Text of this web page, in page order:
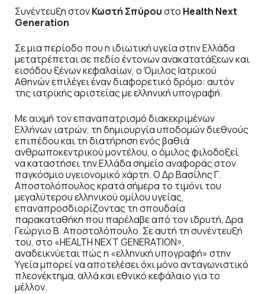
Συνέντευξη στονΚωστή Σπύρουστο Health Next
Generation
Σε μια περίοδο που η ιδιωτική υγεία στην Ελλάδα
μετατρέπεται σε πεδίο έντονων ανακατατάξεων και
εισόδου ξένων κεφαλαίων, ο Όμιλος Ιατρικού
Αθηνών επιλέγει έναν διαφορετικό δρόμο: αυτόν
της ιατρικής αριστείας με ελληνική υπογραφή.
Με αιχμή τον επαναπατρισμό διακεκριμένων
Ελλήνων ιατρών, τη δημιουργία υποδομών διεθνούς
επιπέδου και τη διατήρηση ενός βαθιά
ανθρωποκεντρικού μοντέλου, ο όμιλος φιλοδοξεί
να καταστήσει την Ελλάδα σημείο αναφοράς στον
παγκόσμιο υγειονομικό χάρτη. Ο Δρ Βασίλης Γ.
Αποστολόπουλος κρατά σήμερα το τιμόνι του
μεγαλύτερου ελληνικού ομίλου υγείας,
επαναπροσδιορίζοντας τη σπουδαία
παρακαταθήκη που παρέλαβε από τον ιδρυτή, Δρα
Γεώργιο Β. Αποστολόπουλο. Σε αυτή τη συνέντευξή
του, στο «HEALTH NEXT GENERATION»,
αναδεικνύεται πώς η «ελληνική υπογραφή» στην
Υγεία μπορεί να αποτελέσει όχι μόνο ανταγωνιστικό
πλεονέκτημα, αλλά και εθνικό κεφάλαιο για το
μέλλον.